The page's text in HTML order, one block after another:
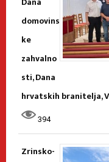
domovins
ke
zahvalno
sti, Dana
hrvatskih branitelja,
394
Zrinsko-